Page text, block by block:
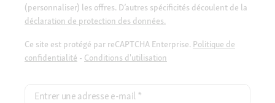
(personnaliser) les offres. D’autres spécificités découlent de la
déclaration de protection des données.
Ce site est protégé par reCAPTCHA Enterprise. Politique de
confidentialité - Conditions d'utilisation
Entrer une adresse e-mail *